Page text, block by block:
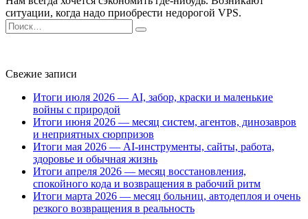
ситуации, когда надо приобрести недорогой VPS.
Search
for:
Свежие записи
Итоги июля 2026 — AI, забор, краски и маленькие
войны с природой
Итоги июня 2026 — месяц систем, агентов, динозавров
и неприятных сюрпризов
Итоги мая 2026 — AI-инструменты, сайты, работа,
здоровье и обычная жизнь
Итоги апреля 2026 — месяц восстановления,
спокойного кода и возвращения в рабочий ритм
Итоги марта 2026 — месяц больниц, автодеплоя и очень
резкого возвращения в реальность